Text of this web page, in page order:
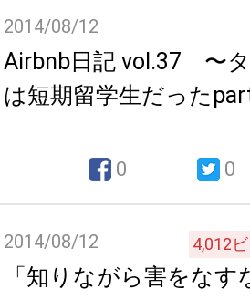
2014/08/12
Airbnb日記 vol.37 〜
は短期留学生だった
0 0
2014/08/12 4,012
「知りながら害をなす